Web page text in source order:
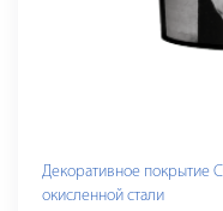
Декоративное покрытие
окисленной стали